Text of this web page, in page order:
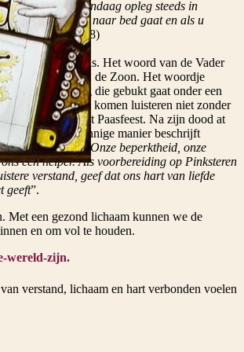
die ik u vandaag opleg steeds in
onderweg, als u naar bed gaat en als u
voorhoofd.” (6:4-8)
geworden is. Het woord van de Vader
evoceert hij de Zoon. Het woordje
voor Achterberg die gebukt gaat onder een
naar hem waren komen luisteren niet zonder
zijn leerlingen het Paasfeest. Na zijn dood at
Op zijn eigenzinnige manier beschrijft
zich vergist?” Onze beperktheid, onze
een helper. Als voorbereiding op Pinksteren
verstand, geef dat ons hart van liefde
geeft”.
Met een gezond lichaam kunnen we de
en om vol te houden.
wereld-zijn.
verstand, lichaam en hart verbonden voelen